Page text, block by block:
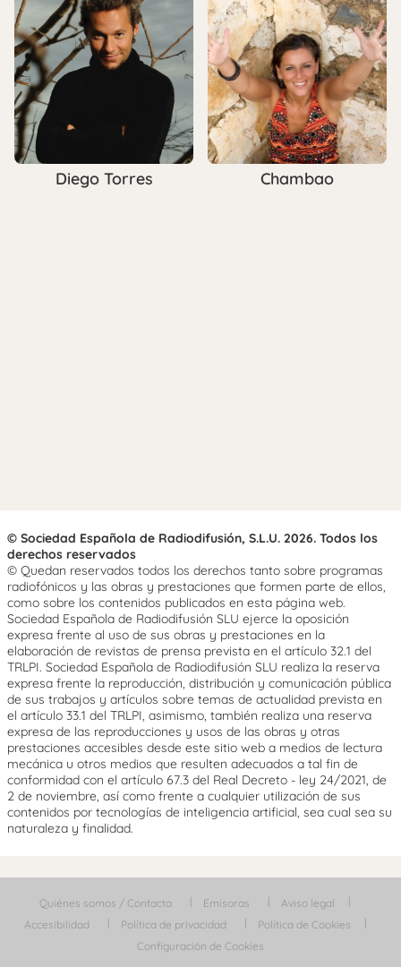
Diego Torres Chambao
© Sociedad Española de Radiodifusión, S.L.U. 2026. Todos los
derechos reservados
© Quedan reservados todos los derechos tanto sobre programas
radiofónicos y las obras y prestaciones que formen parte de ellos,
como sobre los contenidos publicados en esta página web.
Sociedad Española de Radiodifusión SLU ejerce la oposición
expresa frente al uso de sus obras y prestaciones en la
elaboración de revistas de prensa prevista en el artículo 32.1 del
TRLPI. Sociedad Española de Radiodifusión SLU realiza la reserva
expresa frente la reproducción, distribución y comunicación pública
de sus trabajos y artículos sobre temas de actualidad prevista en
el artículo 33.1 del TRLPI, asimismo, también realiza una reserva
expresa de las reproducciones y usos de las obras y otras
prestaciones accesibles desde este sitio web a medios de lectura
mecánica u otros medios que resulten adecuados a tal fin de
conformidad con el artículo 67.3 del Real Decreto - ley 24/2021, de
2 de noviembre, así como frente a cualquier utilización de sus
contenidos por tecnologías de inteligencia artificial, sea cual sea su
naturaleza y finalidad.
Quiénes somos / Contacta Emisoras
Aviso legal
Accesibilidad
Política de privacidad
Política de Cookies
Configuración de Cookies